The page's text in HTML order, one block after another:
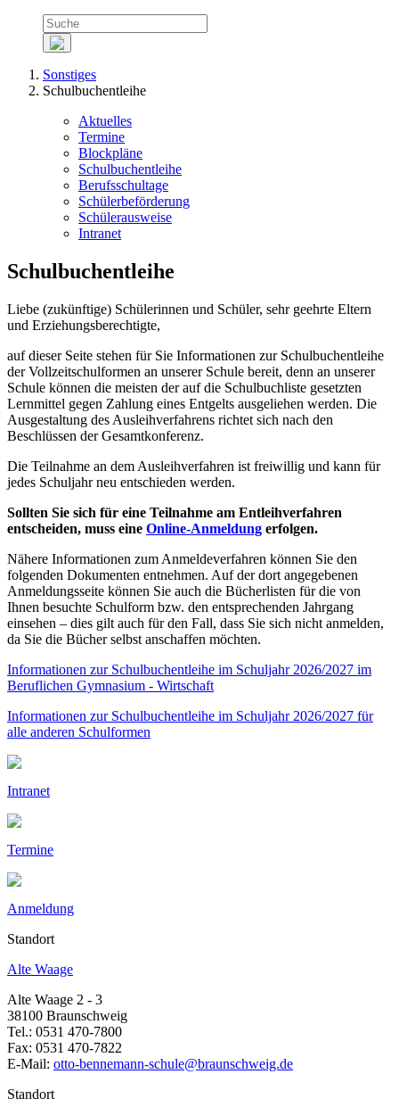
Sonstiges
Schulbuchentleihe
Aktuelles
Termine
Blockpläne
Schulbuchentleihe
Berufsschultage
Schülerbeförderung
Schülerausweise
Intranet
Schulbuchentleihe
Liebe (zukünftige) Schülerinnen und Schüler, sehr geehrte Eltern
und Erziehungsberechtigte,
auf dieser Seite stehen für Sie Informationen zur Schulbuchentleihe
der Vollzeitschulformen an unserer Schule bereit, denn an unserer
Schule können die meisten der auf die Schulbuchliste gesetzten
Lernmittel gegen Zahlung eines Entgelts ausgeliehen werden. Die
Ausgestaltung des Ausleihverfahrens richtet sich nach den
Beschlüssen der Gesamtkonferenz.
Die Teilnahme an dem Ausleihverfahren ist freiwillig und kann für
jedes Schuljahr neu entschieden werden.
Sollten Sie sich für eine Teilnahme am Entleihverfahren
entscheiden, muss eine Online-Anmeldung erfolgen.
Nähere Informationen zum Anmeldeverfahren können Sie den
folgenden Dokumenten entnehmen. Auf der dort angegebenen
Anmeldungsseite können Sie auch die Bücherlisten für die von
Ihnen besuchte Schulform bzw. den entsprechenden Jahrgang
einsehen – dies gilt auch für den Fall, dass Sie sich nicht anmelden,
da Sie die Bücher selbst anschaffen möchten.
Informationen zur Schulbuchentleihe im Schuljahr 2026/2027 im
Beruflichen Gymnasium - Wirtschaft
Informationen zur Schulbuchentleihe im Schuljahr 2026/2027 für
alle anderen Schulformen
Intranet
Termine
Anmeldung
Standort
Alte Waage
Alte Waage 2 - 3
38100 Braunschweig
Tel.: 0531 470-7800
Fax: 0531 470-7822
E-Mail: otto-bennemann-schule@braunschweig.de
Standort